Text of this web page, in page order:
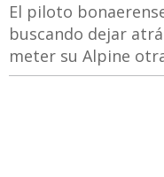
El piloto
buscando dejar
meter su Alpine